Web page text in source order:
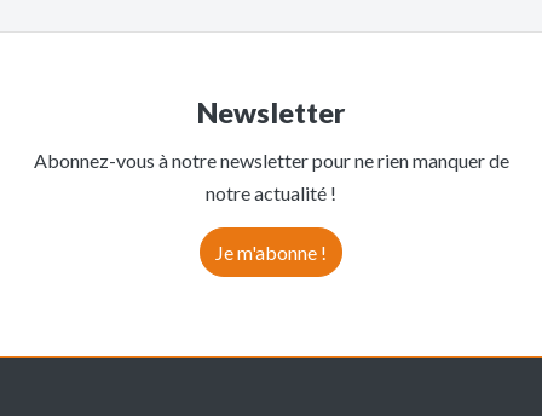
Newsletter
Abonnez-vous à notre newsletter pour ne rien manquer de
notre actualité !
Je m'abonne !